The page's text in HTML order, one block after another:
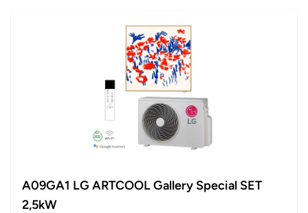
A09GA1 LG ARTCOOL Gallery Special SET
2,5kW